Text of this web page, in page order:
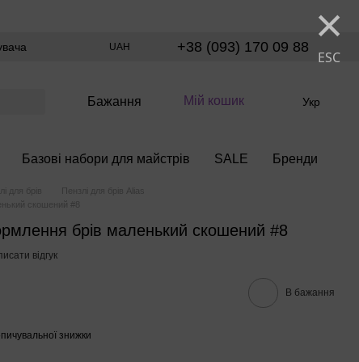
×
ESC
UAH +38 (093) 170 09 88
Бажання Мій кошик Укр
Базові набори для майстрів SALE Бренди
для брів
Пензлі для брів Alias
скошений #8
брів маленький скошений #8
відгук
В бажання
знижки